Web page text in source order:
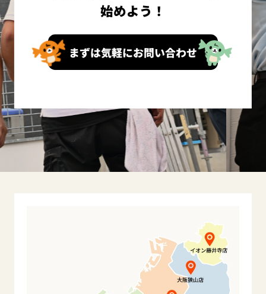
始めよう！
まずは気軽にお問い合わせ